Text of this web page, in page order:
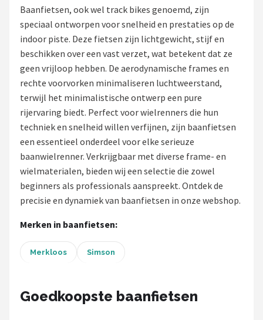
Elektrische fietsen
Mountainbikes
Shop
Basil
Volare
ABUS
New Looxs
Schwalbe
Baanfietsen, ook wel track bikes genoemd, zijn
speciaal ontworpen voor snelheid en prestaties op de
indoor piste. Deze fietsen zijn lichtgewicht, stijf en
beschikken over een vast verzet, wat betekent dat ze
geen vrijloop hebben. De aerodynamische frames en
rechte voorvorken minimaliseren luchtweerstand,
terwijl het minimalistische ontwerp een pure
rijervaring biedt. Perfect voor wielrenners die hun
techniek en snelheid willen verfijnen, zijn baanfietsen
een essentieel onderdeel voor elke serieuze
baanwielrenner. Verkrijgbaar met diverse frame- en
wielmaterialen, bieden wij een selectie die zowel
beginners als professionals aanspreekt. Ontdek de
precisie en dynamiek van baanfietsen in onze webshop.
Merken in baanfietsen:
Merkloos Simson
Goedkoopste baanfietsen